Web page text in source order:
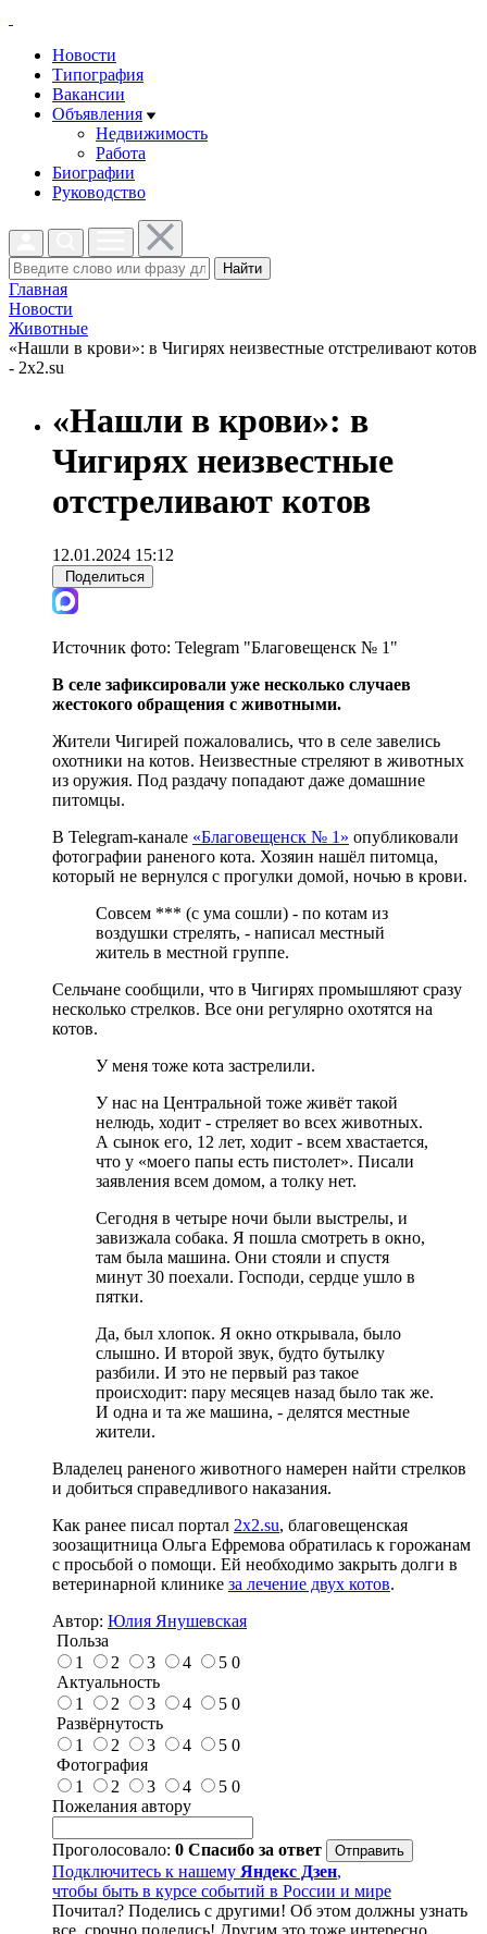
Новости
Типография
Вакансии
Объявления
Недвижимость
Работа
Биографии
Руководство
Найти
Главная
Новости
Животные
«Нашли в крови»: в Чигирях неизвестные отстреливают котов
- 2x2.su
«Нашли в крови»: в
Чигирях неизвестные
отстреливают котов
12.01.2024 15:12
Поделиться
Источник фото: Telegram "Благовещенск № 1"
В селе зафиксировали уже несколько случаев
жестокого обращения с животными.
Жители Чигирей пожаловались, что в селе завелись
охотники на котов. Неизвестные стреляют в животных
из оружия. Под раздачу попадают даже домашние
питомцы.
В Telegram-канале «Благовещенск № 1» опубликовали
фотографии раненого кота. Хозяин нашёл питомца,
который не вернулся с прогулки домой, ночью в крови.
Совсем *** (с ума сошли) - по котам из
воздушки стрелять, - написал местный
житель в местной группе.
Сельчане сообщили, что в Чигирях промышляют сразу
несколько стрелков. Все они регулярно охотятся на
котов.
У меня тоже кота застрелили.
У нас на Центральной тоже живëт такой
нелюдь, ходит - стреляет во всех животных.
А сынок его, 12 лет, ходит - всем хвастается,
что у «моего папы есть пистолет». Писали
заявления всем домом, а толку нет.
Сегодня в четыре ночи были выстрелы, и
завизжала собака. Я пошла смотреть в окно,
там была машина. Они стояли и спустя
минут 30 поехали. Господи, сердце ушло в
пятки.
Да, был хлопок. Я окно открывала, было
слышно. И второй звук, будто бутылку
разбили. И это не первый раз такое
происходит: пару месяцев назад было так же.
И одна и та же машина, - делятся местные
жители.
Владелец раненого животного намерен найти стрелков
и добиться справедливого наказания.
Как ранее писал портал 2х2.su, благовещенская
зоозащитница Ольга Ефремова обратилась к горожанам
с просьбой о помощи. Ей необходимо закрыть долги в
ветеринарной клинике за лечение двух котов.
Автор: Юлия Янушевская
Польза
1
2 3 4 5 0
Актуальность
1
2 3 4 5 0
Развёрнутость
1
2 3 4 5 0
Фотография
1
2 3 4 5 0
Пожелания автору
Проголосовало: 0 Спасибо за ответ
Подключитесь к нашему Яндекс Дзен,
чтобы быть в курсе событий в России и мире
Почитал? Поделись с другими! Об этом должны узнать
все, срочно поделись! Другим это тоже интересно